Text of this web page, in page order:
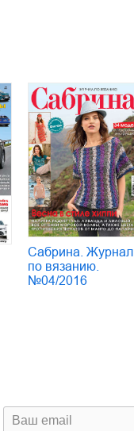
Сабрина. Журнал
по вязанию.
№04/2016